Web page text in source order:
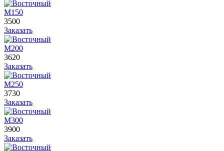
М150
3500
Заказать
М200
3620
Заказать
М250
3730
Заказать
М300
3900
Заказать